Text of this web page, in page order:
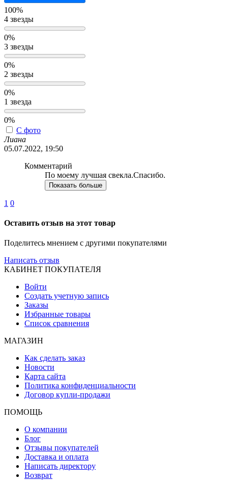
100%
4 звезды
0%
3 звезды
0%
2 звезды
0%
1 звезда
0%
С фото
Лиана
05.07.2022, 19:50
Комментарий
По моему лучшая свекла.Спасибо.
Показать больше
1 0
Оставить отзыв на этот товар
Поделитесь мнением с другими покупателями
Написать отзыв
КАБИНЕТ ПОКУПАТЕЛЯ
Войти
Создать учетную запись
Заказы
Избранные товары
Список сравнения
МАГАЗИН
Как сделать заказ
Новости
Карта сайта
Политика конфиденциальности
Договор купли-продажи
ПОМОЩЬ
О компании
Блог
Отзывы покупателей
Доставка и оплата
Написать директору
Возврат